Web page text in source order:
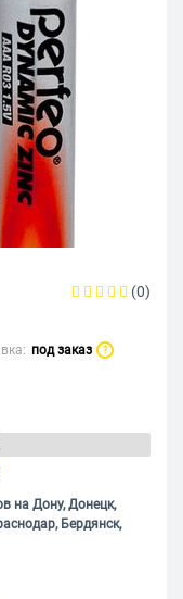
(0)
под заказ ?
на Дону, Донецк,
Бердянск,